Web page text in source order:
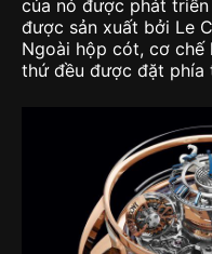
của nó được phát
được sản xuất bởi Le
Ngoài hộp cót, cơ chế
thứ đều được đặt phía